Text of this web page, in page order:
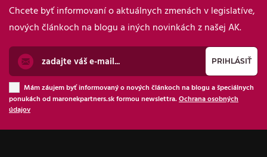
Chcete byť informovaní o aktuálnych zmenách v legislatíve,
nových článkoch na blogu a iných novinkách z našej AK.
Mám záujem byť informovaný o nových článkoch na blogu a špeciálnych
ponukách od maronekpartners.sk formou newslettra. Ochrana osobných
údajov